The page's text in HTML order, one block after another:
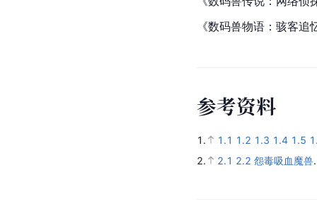
《数码兽物语：骇客追
参考资料
1. 1.1 1.2 1.3 1.4 1.5
2.
2.1 2.2 怨毒吸血魔兽